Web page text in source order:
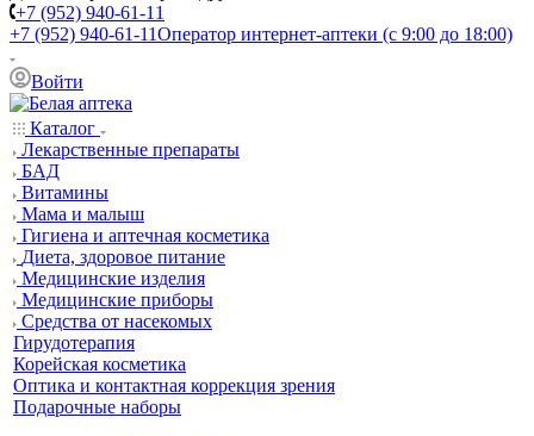
+7 (952) 940-61-11
+7 (952) 940-61-11Оператор интернет-аптеки (с 9:00 до 18:00)
Войти
Каталог
Лекарственные препараты
БАД
Витамины
Мама и малыш
Гигиена и аптечная косметика
Диета, здоровое питание
Медицинские изделия
Медицинские приборы
Средства от насекомых
Гирудотерапия
Корейская косметика
Оптика и контактная коррекция зрения
Подарочные наборы